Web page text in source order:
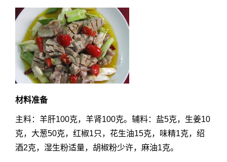
材料准备
主料：羊肝100克，羊肾100克。辅料：盐5克，生姜10
克，大葱50克，红椒1只，花生油15克，味精1克，绍
酒2克，湿生粉适量，胡椒粉少许，麻油1克。